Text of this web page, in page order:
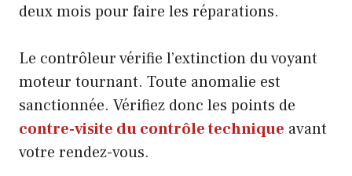
deux mois pour faire les réparations.
Le contrôleur vérifie l’extinction du voyant
moteur tournant. Toute anomalie est
sanctionnée. Vérifiez donc les points de
contre-visite du contrôle technique avant
votre rendez-vous.